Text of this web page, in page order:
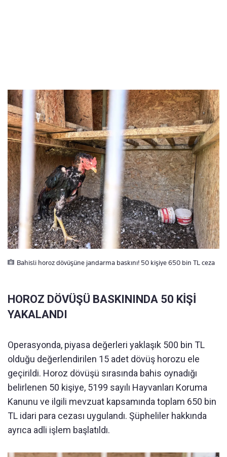
Bahisli horoz dövüşüne jandarma baskını! 50 kişiye 650 bin TL ceza
HOROZ DÖVÜŞÜ BASKININDA 50 KİŞİ
YAKALANDI
Operasyonda, piyasa değerleri yaklaşık 500 bin TL
olduğu değerlendirilen 15 adet dövüş horozu ele
geçirildi. Horoz dövüşü sırasında bahis oynadığı
belirlenen 50 kişiye, 5199 sayılı Hayvanları Koruma
Kanunu ve ilgili mevzuat kapsamında toplam 650 bin
TL idari para cezası uygulandı. Şüpheliler hakkında
ayrıca adli işlem başlatıldı.